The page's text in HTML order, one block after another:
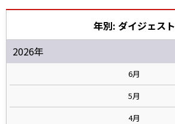
年別: ダイジェスト
2026年
6月
5月
4月